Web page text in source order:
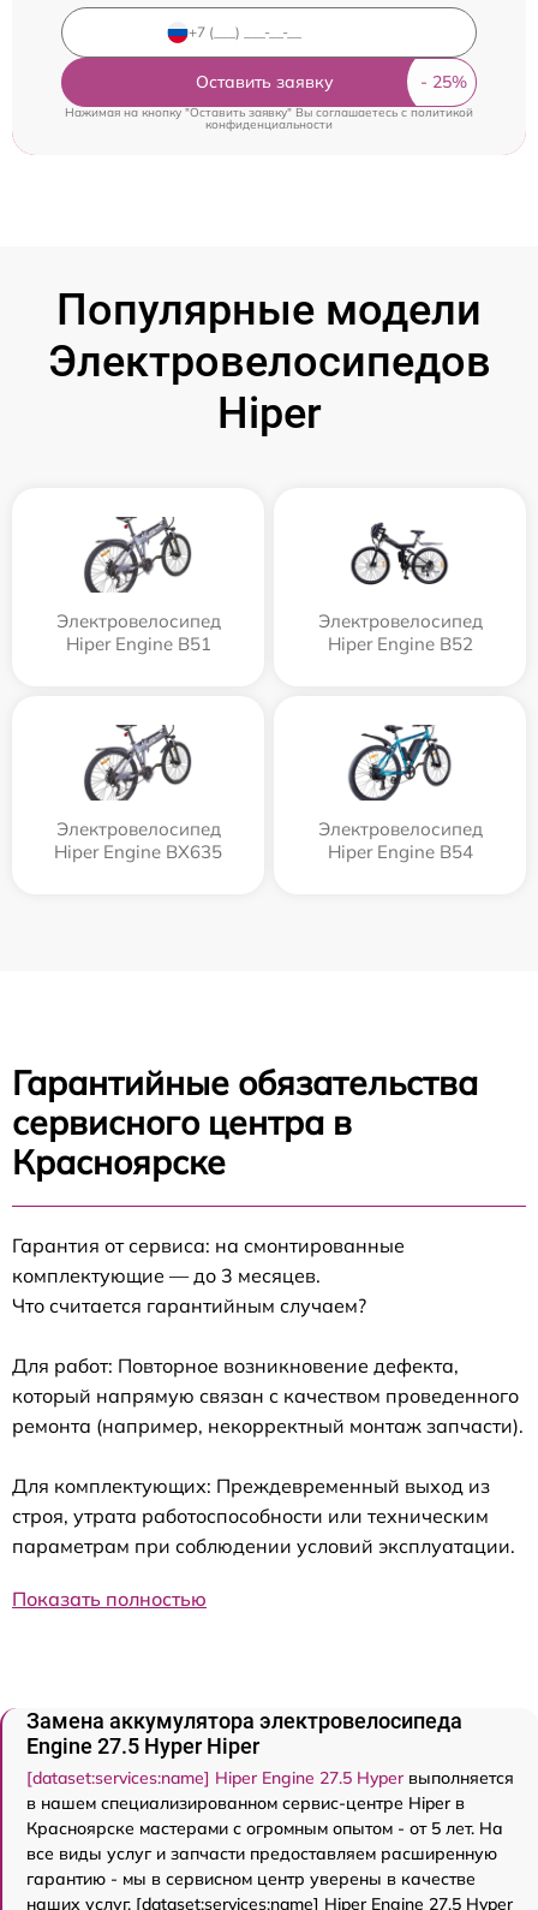
Оставить заявку
Нажимая на кнопку "Оставить заявку" Вы соглашаетесь cполитикой
конфиденциальности
Популярные модели
Электровелосипедов
Hiper
Электровелосипед
Hiper Engine B51
Электровелосипед
Hiper Engine B52
Электровелосипед
Hiper Engine BX635
Электровелосипед
Hiper Engine B54
Гарантийные обязательства
сервисного центра в
Красноярске
Гарантия от сервиса: на смонтированные
комплектующие — до 3 месяцев.
Что считается гарантийным случаем?
Для работ: Повторное возникновение дефекта,
который напрямую связан с качеством проведенного
ремонта (например, некорректный монтаж запчасти).
Для комплектующих: Преждевременный выход из
строя, утрата работоспособности или техническим
параметрам при соблюдении условий эксплуатации.
Показать полностью
Замена аккумулятора электровелосипеда
Engine 27.5 Нyper Hiper
[dataset:services:name] Hiper Engine 27.5 Нyperвыполняется
в нашем специализированном сервис-центре Hiper в
Красноярске мастерами с огромным опытом - от 5 лет. На
все виды услуг и запчасти предоставляем расширенную
гарантию - мы в сервисном центр уверены в качестве
наших услуг. [dataset:services:name] Hiper Engine 27.5 Нyper